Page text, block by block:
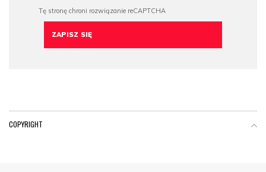
COPYRIGHT